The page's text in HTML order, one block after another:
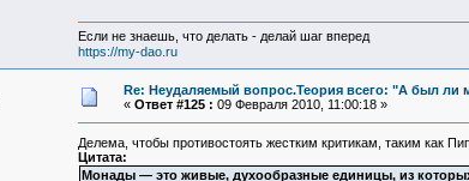
Если не знаешь, что делать - делай шаг вперед
https://my-dao.ru
Re: Неудаляемый вопрос.Теория всего: "А был ли
« Ответ #125 : 09 Февраля 2010, 11:00:18 »
Делема, чтобы противостоять жестким критикам, таким как
Цитата:
Монады — это живые, духообразные единицы, из